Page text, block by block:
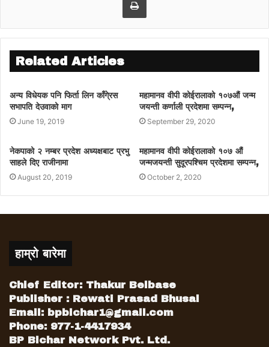
Related Articles
अन्य विधेयक पनि फिर्ता लिन काँगे्रस
सभापति देउवाको माग
June 19, 2019
महामानव वीपी कोईरालाको १०७औं जन्म
जयन्ती कर्णाली प्रदेशमा सम्पन्न,
September 29, 2020
नेकपाको २ नम्बर प्रदेश अध्यक्षबाट प्रभु
साहले दिए राजीनामा
August 20, 2019
महामानव वीपी कोईरालाको १०७ औं
जन्मजयन्ती सुदूरपश्चिम प्रदेशमा सम्पन्न,
October 2, 2020
हाम्रो बारेमा
Chief Editor: Thakur Belbase
Publisher : Rewati Prasad Bhusal
Email: bpbichar1@gmail.com
Phone: 977-1-4417934
BP Bichar Network Pvt. Ltd.